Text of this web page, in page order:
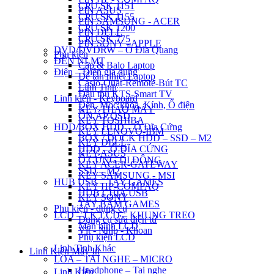
CPU SK 1151
CPU SK 1155
CPU SK 1200
CPU SK 775
DVD/DVDRW – Ổ Đĩa Quang
ĐÈN NLMT
Điện – Điện gia dụng
Casio-Quạt-Remote-Bút TC
Đầu thu KTS-Smart TV
Đèn, Móc khóa, Kính, Ổ điện
ỔN ÁP QSD
HDD/BOX HDD – Ổ Đĩa Cứng
BOX / DOCK HDD – SSD – M2
HDD – Ổ ĐĨA CỨNG
Ổ CỨNG DI ĐỘNG
SSD – M2
HUB USB – TAY GAMES
HUB CHIA USB
TAY BẤM GAMES
LCD – LK LCD – KHUNG TREO
Màn hình LCD
Phụ kiện LCD
Linh Tinh Khác
LOA – TAI NGHE – MICRO
Headphone – Tai nghe
PIN ASUS
PIN SAMSUNG - ACER
PIN DELL
PIN SONY - APPLE
Phụ kiện
Cặp & Balo Laptop
Đế tản nhiệt Laptop
Linh Tinh
Linh kiện - Keyboard
KEY THÁO MÁY
KEY TOSHIBA
KEY LENOVO-IBM
KEY DELL
KEY ASUS
KEY ACER-GATEWAY
KEY SAMSUNG - MSI
KEY HP-COMPAQ
KEY SONY
Phụ kiện - dụng cụ
Dụng cụ sửa điện tử
Vít - Nhíp - Khoan
Linh Kiện Máy In